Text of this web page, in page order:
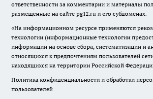
ответственности за комментарии и материалы
размещенные на сайте pg12.ru и его субдоменах.
«На информационном ресурсе применяются
технологии (информационные технологии
информации на основе сбора, систематизации и
относящихся к предпочтениям пользователей
находящихся на территории Российской
Политика конфиденциальности и обработки
пользователей